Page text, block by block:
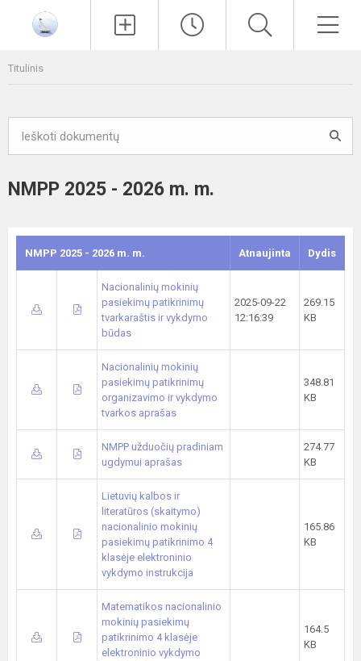
Titulinis
NMPP 2025 - 2026 m. m.
NMPP 2025 - 2026 m. m. Atnaujinta Dydis
Nacionalinių mokinių
pasiekimų patikrinimų
tvarkaraštis ir vykdymo
būdas
2025-09-22
12:16:39
269.15
KB
Nacionalinių mokinių
pasiekimų patikrinimų
organizavimo ir vykdymo
tvarkos aprašas
348.81
KB
NMPP užduočių pradiniam
ugdymui aprašas
274.77
KB
Lietuvių kalbos ir
literatūros (skaitymo)
nacionalinio mokinių
pasiekimų patikrinimo 4
klasėje elektroninio
vykdymo instrukcija
165.86
KB
Matematikos nacionalinio
mokinių pasiekimų
patikrinimo 4 klasėje
elektroninio vykdymo
164.5
KB